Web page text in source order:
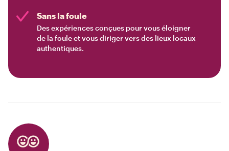
Sans la foule
Des expériences conçues pour vous éloigner
de la foule et vous diriger vers des lieux locaux
authentiques.